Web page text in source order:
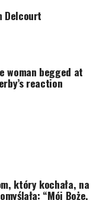
Delcourt
woman begged at
reaction
który kochała, na
“Mój Boże,